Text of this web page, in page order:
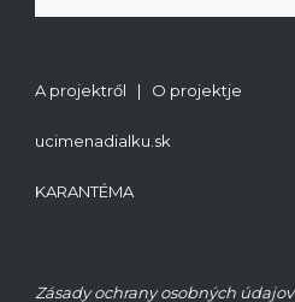
A projektről | O projektje
ucimenadialku.sk
KARANTÉMA
Zásady ochrany osobných údajov